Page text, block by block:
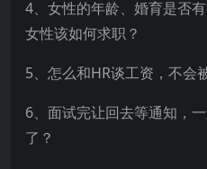
4、女性的年龄、婚育是否
女性该如何求职？
5、怎么和HR谈工资，不会
6、面试完让回去等通知，
了？